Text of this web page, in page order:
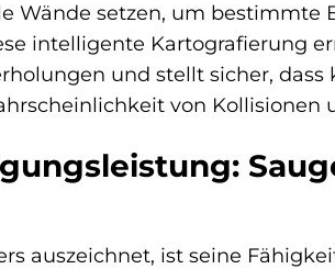
Wände setzen, um bestimmte
intelligente Kartografierung
und stellt sicher, dass
von Kollisionen
auszeichnet, ist seine